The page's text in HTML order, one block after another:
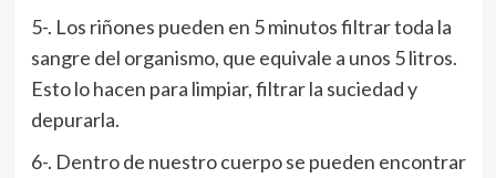
5-. Los riñones pueden en 5 minutos filtrar toda la
sangre del organismo, que equivale a unos 5 litros.
Esto lo hacen para limpiar, filtrar la suciedad y
depurarla.
6-. Dentro de nuestro cuerpo se pueden encontrar